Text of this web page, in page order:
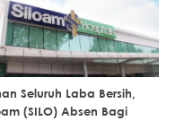
Seluruh Laba Bersih,
(SILO) Absen Bagi